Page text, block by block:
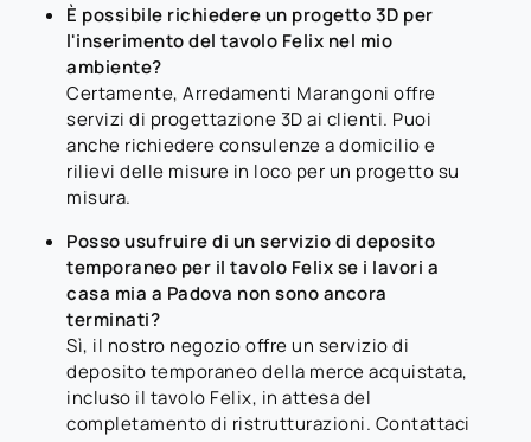
È possibile richiedere un progetto 3D per
l'inserimento del tavolo Felix nel mio
ambiente?
Certamente, Arredamenti Marangoni offre
servizi di progettazione 3D ai clienti. Puoi
anche richiedere consulenze a domicilio e
rilievi delle misure in loco per un progetto su
misura.
Posso usufruire di un servizio di deposito
temporaneo per il tavolo Felix se i lavori a
casa mia a Padova non sono ancora
terminati?
Sì, il nostro negozio offre un servizio di
deposito temporaneo della merce acquistata,
incluso il tavolo Felix, in attesa del
completamento di ristrutturazioni. Contattaci